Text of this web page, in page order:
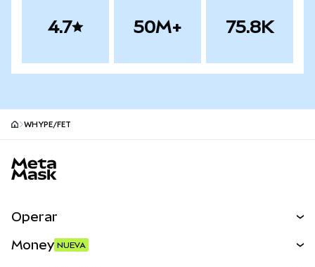
4.7 50M+ 75.8K
WHYPE/FET
Operar
Money NUEVA